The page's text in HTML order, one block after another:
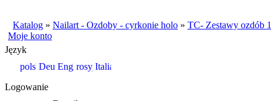
Katalog » Nailart - Ozdoby - cyrkonie holo » TC- Zestawy ozdób
Moje konto
Język
Logowanie